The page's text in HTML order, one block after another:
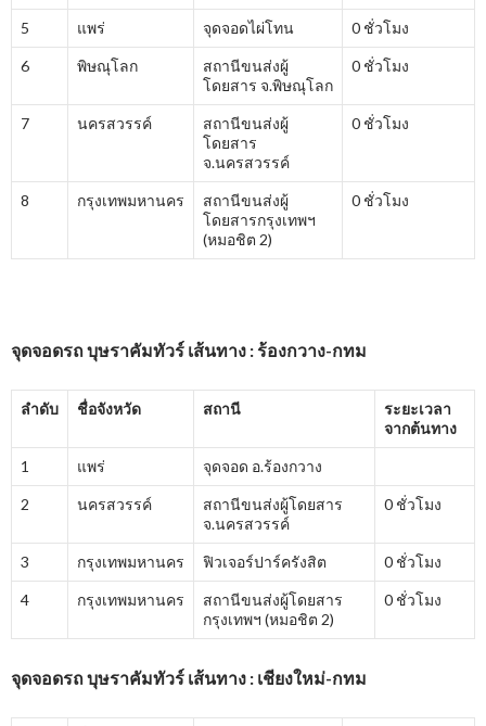
5 แพร่ จุดจอดไผ่โทน 0 ชั่วโมง
6 พิษณุโลก
สถานีขนส่งผู้
โดยสาร จ.พิษณุโลก
0 ชั่วโมง
7 นครสวรรค์
สถานีขนส่งผู้
โดยสาร
จ.นครสวรรค์
0 ชั่วโมง
8 กรุงเทพมหานคร
สถานีขนส่งผู้
โดยสารกรุงเทพฯ
(หมอชิต 2)
0 ชั่วโมง
จุดจอดรถ บุษราคัมทัวร์ เส้นทาง : ร้องกวาง-กทม
ลำดับ ชื่อจังหวัด สถานี
ระยะเวลา
จากต้นทาง
1 แพร่ จุดจอด อ.ร้องกวาง
2 นครสวรรค์
สถานีขนส่งผู้โดยสาร
จ.นครสวรรค์
0 ชั่วโมง
3 กรุงเทพมหานคร ฟิวเจอร์ปาร์ครังสิต 0 ชั่วโมง
4 กรุงเทพมหานคร
สถานีขนส่งผู้โดยสาร
กรุงเทพฯ (หมอชิต 2)
0 ชั่วโมง
จุดจอดรถ บุษราคัมทัวร์ เส้นทาง : เชียงใหม่-กทม